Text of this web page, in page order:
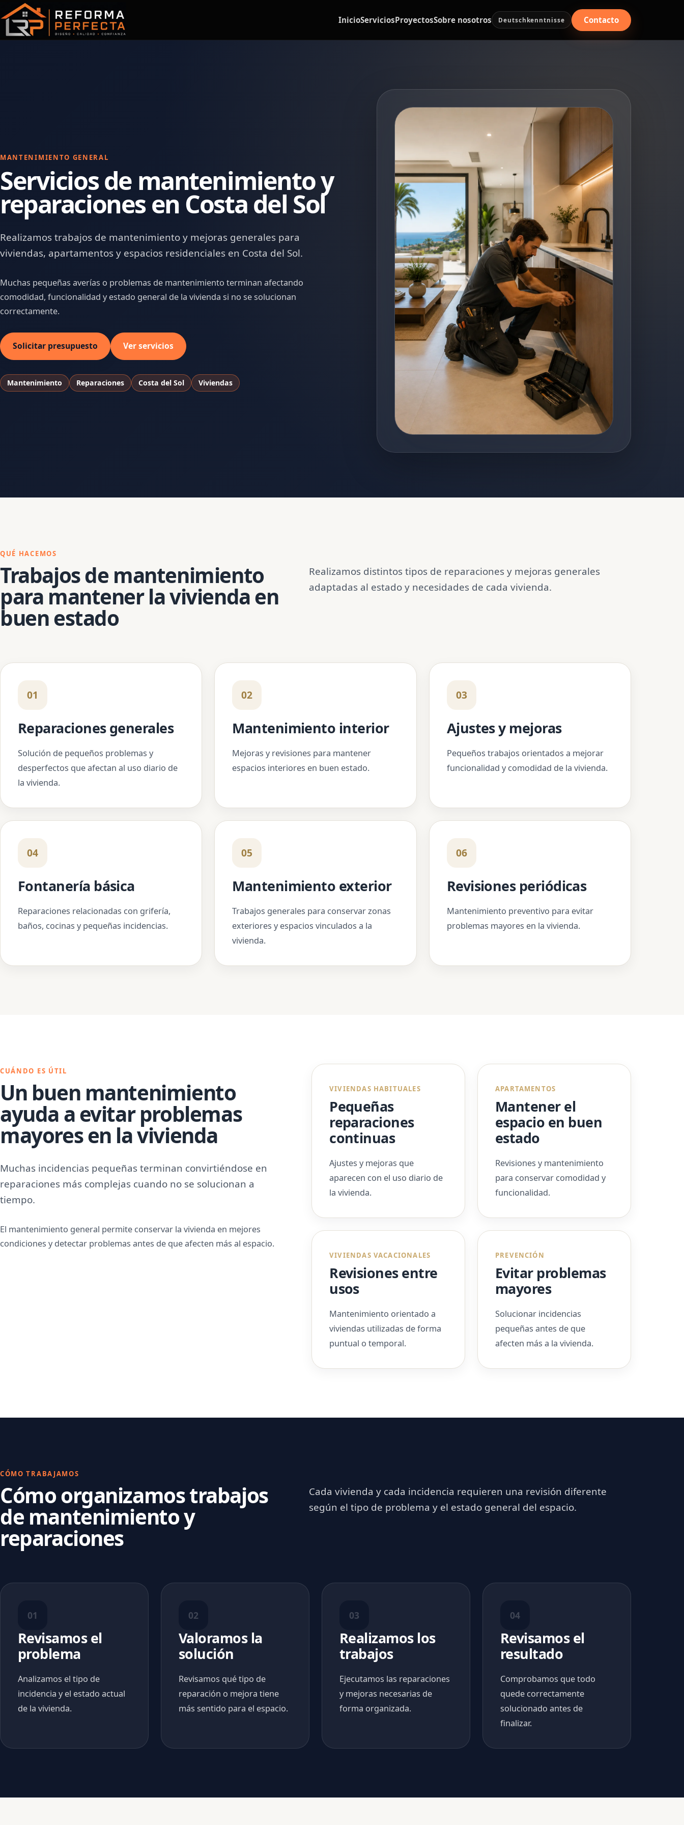
Saltar
al
contenido
InicioServiciosProyectosSobre nosotros Deutschkenntnisse Contacto
MANTENIMIENTO GENERAL
Servicios de mantenimiento y
reparaciones en Costa del Sol
Realizamos trabajos de mantenimiento y mejoras generales para
viviendas, apartamentos y espacios residenciales en Costa del Sol.
Muchas pequeñas averías o problemas de mantenimiento terminan afectando
comodidad, funcionalidad y estado general de la vivienda si no se solucionan
correctamente.
Solicitar presupuesto Ver servicios
Mantenimiento Reparaciones Costa del Sol Viviendas
QUÉ HACEMOS
Trabajos de mantenimiento
para mantener la vivienda en
buen estado
Realizamos distintos tipos de reparaciones y mejoras generales
adaptadas al estado y necesidades de cada vivienda.
01
Reparaciones generales
Solución de pequeños problemas y
desperfectos que afectan al uso diario de
la vivienda.
02
Mantenimiento interior
Mejoras y revisiones para mantener
espacios interiores en buen estado.
03
Ajustes y mejoras
Pequeños trabajos orientados a mejorar
funcionalidad y comodidad de la vivienda.
04
Fontanería básica
Reparaciones relacionadas con grifería,
baños, cocinas y pequeñas incidencias.
05
Mantenimiento exterior
Trabajos generales para conservar zonas
exteriores y espacios vinculados a la
vivienda.
06
Revisiones periódicas
Mantenimiento preventivo para evitar
problemas mayores en la vivienda.
CUÁNDO ES ÚTIL
Un buen mantenimiento
ayuda a evitar problemas
mayores en la vivienda
Muchas incidencias pequeñas terminan convirtiéndose en
reparaciones más complejas cuando no se solucionan a
tiempo.
El mantenimiento general permite conservar la vivienda en mejores
condiciones y detectar problemas antes de que afecten más al espacio.
VIVIENDAS HABITUALES
Pequeñas
reparaciones
continuas
Ajustes y mejoras que
aparecen con el uso diario de
la vivienda.
APARTAMENTOS
Mantener el
espacio en buen
estado
Revisiones y mantenimiento
para conservar comodidad y
funcionalidad.
VIVIENDAS VACACIONALES
Revisiones entre
usos
Mantenimiento orientado a
viviendas utilizadas de forma
puntual o temporal.
PREVENCIÓN
Evitar problemas
mayores
Solucionar incidencias
pequeñas antes de que
afecten más a la vivienda.
CÓMO TRABAJAMOS
Cómo organizamos trabajos
de mantenimiento y
reparaciones
Cada vivienda y cada incidencia requieren una revisión diferente
según el tipo de problema y el estado general del espacio.
01
Revisamos el
problema
Analizamos el tipo de
incidencia y el estado actual
de la vivienda.
02
Valoramos la
solución
Revisamos qué tipo de
reparación o mejora tiene
más sentido para el espacio.
03
Realizamos los
trabajos
Ejecutamos las reparaciones
y mejoras necesarias de
forma organizada.
04
Revisamos el
resultado
Comprobamos que todo
quede correctamente
solucionado antes de
finalizar.